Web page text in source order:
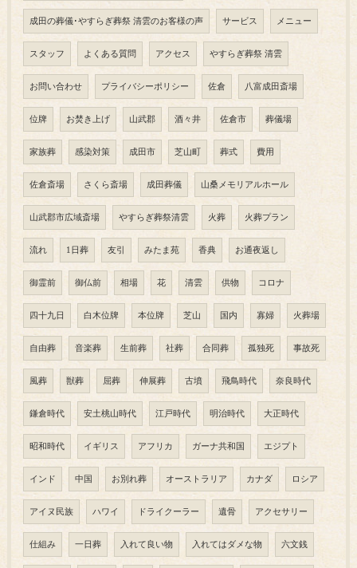
成田の葬儀･やすらぎ葬祭 清雲のお客様の声 サービス メニュー
スタッフ よくある質問 アクセス やすらぎ葬祭 清雲
お問い合わせ プライバシーポリシー 佐倉 八富成田斎場
位牌 お焚き上げ 山武郡 酒々井 佐倉市 葬儀場
家族葬 感染対策 成田市 芝山町 葬式 費用
佐倉斎場 さくら斎場 成田葬儀 山桑メモリアルホール
山武郡市広域斎場 やすらぎ葬祭清雲 火葬 火葬プラン
流れ 1日葬 友引 みたま苑 香典 お通夜返し
御霊前 御仏前 相場 花 清雲 供物 コロナ
四十九日 白木位牌 本位牌 芝山 国内 寡婦 火葬場
自由葬 音楽葬 生前葬 社葬 合同葬 孤独死 事故死
風葬 獣葬 屈葬 伸展葬 古墳 飛鳥時代 奈良時代
鎌倉時代 安土桃山時代 江戸時代 明治時代 大正時代
昭和時代 イギリス アフリカ ガーナ共和国 エジプト
インド 中国 お別れ葬 オーストラリア カナダ ロシア
アイヌ民族 ハワイ ドライクーラー 遺骨 アクセサリー
仕組み 一日葬 入れて良い物 入れてはダメな物 六文銭